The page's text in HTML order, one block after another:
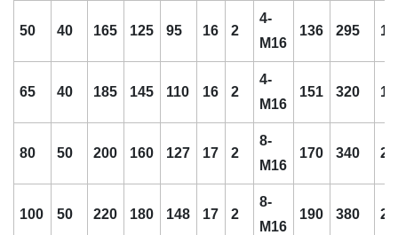
50 40 165 125 95 16 2
4-
M16
136 295
65 40 185 145 110 16 2
4-
M16
151 320
80 50 200 160 127 17 2
8-
M16
170 340
100 50 220 180 148 17 2
8-
M16
190 380